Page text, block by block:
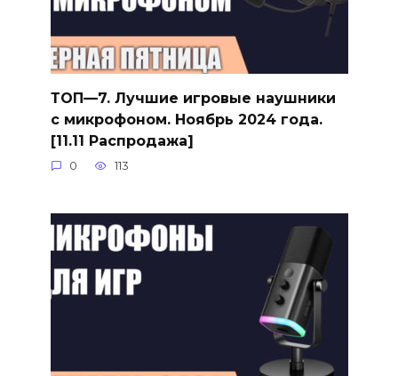
ТОП—7. Лучшие игровые наушники
с микрофоном. Ноябрь 2024 года.
[11.11 Распродажа]
0 113